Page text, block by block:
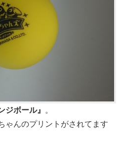
ジボール』
。
ゃんのプリントがされてます